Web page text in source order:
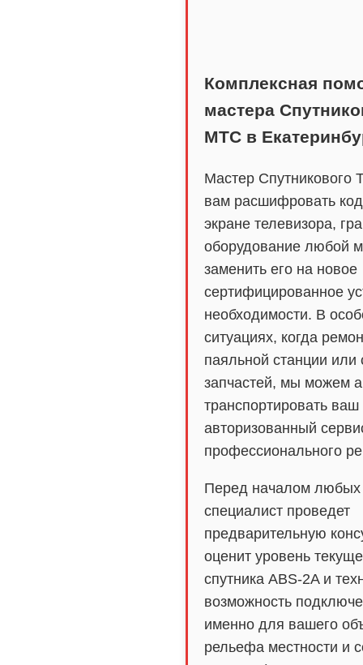
Комплексная
мастера
МТС в
Мастер
вам расшифровать
экране телевизора,
оборудование любой
заменить его на новое
сертифицированное
необходимости. В
ситуациях, когда
паяльной станции или
запчастей, мы можем
транспортировать
авторизованный
профессионального
Перед началом любых
специалист проведет
предварительную
оценит уровень
спутника ABS-2A и
возможность
именно для вашего
рельефа местности и